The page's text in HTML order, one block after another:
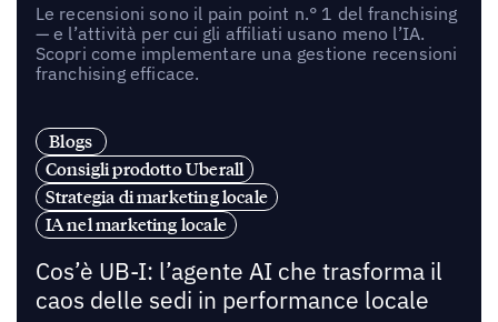
Le recensioni sono il pain point n.° 1 del franchising
— e l’attività per cui gli affiliati usano meno l’IA.
Scopri come implementare una gestione recensioni
franchising efficace.
Blogs
Consigli prodotto Uberall
Strategia di marketing locale
IA nel marketing locale
Cos’è UB-I: l’agente AI che trasforma il
caos delle sedi in performance locale